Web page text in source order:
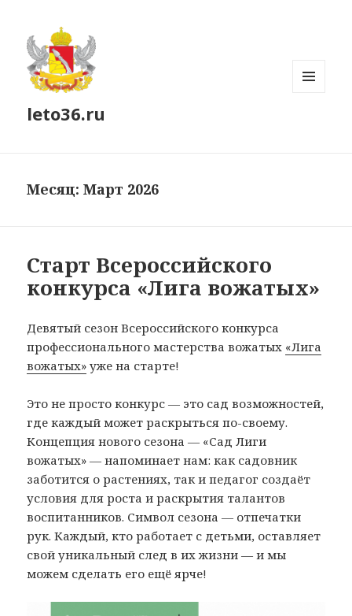
leto36.ru
Месяц:Март 2026
Старт Всероссийского
конкурса «Лига вожатых»
Девятый сезон Всероссийского конкурса
профессионального мастерства вожатых «Лига
вожатых» уже на старте!
Это не просто конкурс — это сад возможностей,
где каждый может раскрыться по-своему.
Концепция нового сезона — «Сад Лиги
вожатых» — напоминает нам: как садовник
заботится о растениях, так и педагог создаёт
условия для роста и раскрытия талантов
воспитанников. Символ сезона — отпечатки
рук. Каждый, кто работает с детьми, оставляет
свой уникальный след в их жизни — и мы
можем сделать его ещё ярче!